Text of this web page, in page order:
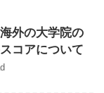
外の大学院の
コアについて